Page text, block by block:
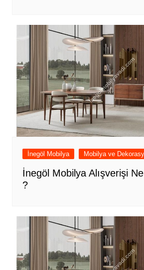
İnegöl Mobilya Mobilya ve
İnegöl Mobilya Alışverişi
?